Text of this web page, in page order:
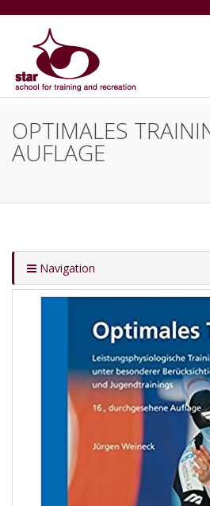
OPTIMALES
AUFLAGE
Navigation